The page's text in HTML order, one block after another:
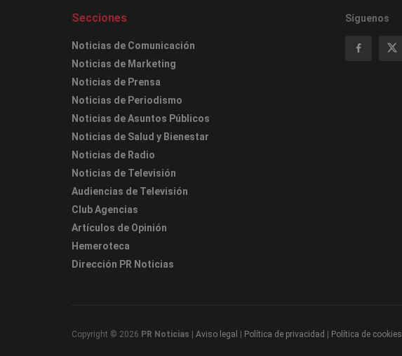
Secciones
Noticias de Comunicación
Noticias de Marketing
Noticias de Prensa
Noticias de Periodismo
Noticias de Asuntos Públicos
Noticias de Salud y Bienestar
Noticias de Radio
Noticias de Televisión
Audiencias de Televisión
Club Agencias
Artículos de Opinión
Hemeroteca
Dirección PR Noticias
Síguenos
Copyright © 2026 PR Noticias Aviso legal Política de privacidad Política de cookies